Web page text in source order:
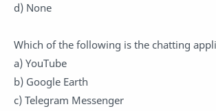
d) None
Which of the following is the chatting
a) YouTube
b) Google Earth
c) Telegram Messenger